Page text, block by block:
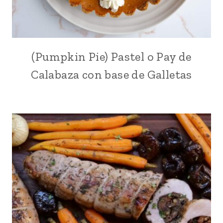
FRUTAS
|
INTERNACIONAL
|
|
NAVIDAD
NORTEAMERICA
|
PARA
FIESTAS
DÍA
ACCIÓN
THANKSGIVING
|
INTERNACIONAL
|
INVIERNO
|
NAVIDAD
Y
NOCHEBUENA
(Pumpkin Pie) Pastel o Pay de
Calabaza con base de Galletas